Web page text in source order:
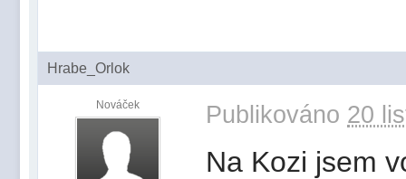
Hrabe_Orlok
Nováček Publikováno 20
Na Kozi jsem